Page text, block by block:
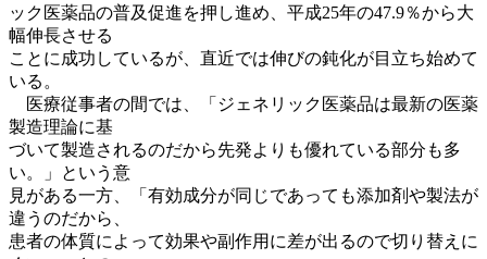
ック医薬品の普及促進を押し進め、平成25年の47.9％から大
幅伸長させる
ことに成功しているが、直近では伸びの鈍化が目立ち始めて
いる。
医療従事者の間では、「ジェネリック医薬品は最新の医薬
製造理論に基
づいて製造されるのだから先発よりも優れている部分も多
い。」という意
見がある一方、「有効成分が同じであっても添加剤や製法が
違うのだから、
患者の体質によって効果や副作用に差が出るので切り替えに